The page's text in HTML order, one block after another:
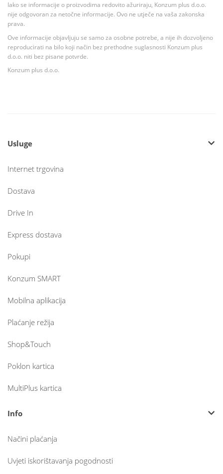
Iako se informacije o proizvodima redovito ažuriraju, Konzum plus d.o.o.
nije odgovoran za netočne informacije. Ovo ne utječe na vaša zakonska
prava.
Ove informacije objavljuju se samo za osobne potrebe, a nije ih dozvoljeno
reproducirati na bilo koji način bez prethodne suglasnosti Konzum plus
d.o.o. niti bez pisane potvrde.
Konzum plus d.o.o.
Usluge
Internet trgovina
Dostava
Drive In
Express dostava
Pokupi
Konzum SMART
Mobilna aplikacija
Plaćanje režija
Shop&Touch
Poklon kartica
MultiPlus kartica
Info
Načini plaćanja
Uvjeti iskorištavanja pogodnosti